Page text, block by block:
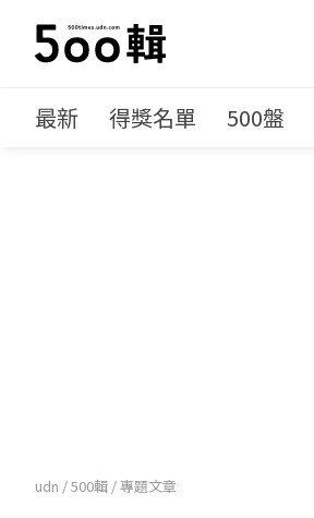
最新 得獎名單 500盤
udn /500輯 /專題文章